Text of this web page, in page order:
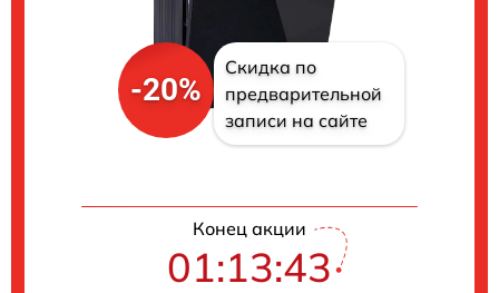
-20%
Скидка по
предварительной
записи на сайте
Конец акции
01:13:42